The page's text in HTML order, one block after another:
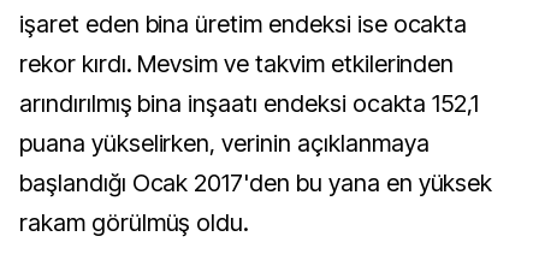
işaret eden bina üretim endeksi ise ocakta
rekor kırdı. Mevsim ve takvim etkilerinden
arındırılmış bina inşaatı endeksi ocakta 152,1
puana yükselirken, verinin açıklanmaya
başlandığı Ocak 2017'den bu yana en yüksek
rakam görülmüş oldu.